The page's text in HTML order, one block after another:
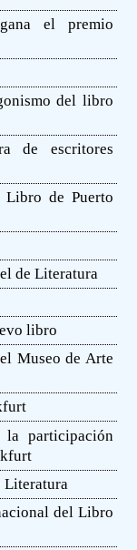
el premio
del libro
de escritores
Libro de Puerto
de Literatura
libro
Museo de Arte
la participación
Literatura
del Libro